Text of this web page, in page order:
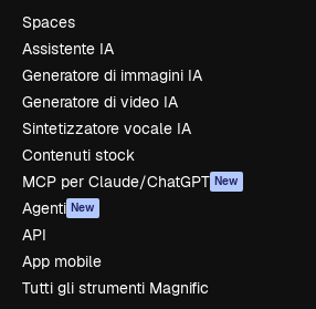
Spaces
Assistente IA
Generatore di immagini IA
Generatore di video IA
Sintetizzatore vocale IA
Contenuti stock
MCP per Claude/ChatGPT New
Agenti New
API
App mobile
Tutti gli strumenti Magnific